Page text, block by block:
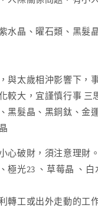
水晶、曜石類、黑髮
與太歲相沖影響下，
較大，宜謹慎行事 三
黑髮晶、黑銅鈦、金
心破財，須注意理財。
極光23 、草莓晶 、
轉工或出外走動的工